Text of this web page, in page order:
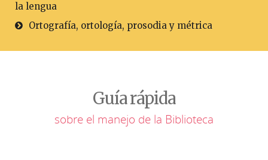
la lengua
Ortografía, ortología, prosodia y métrica
Guía rápida
sobre el manejo de la Biblioteca